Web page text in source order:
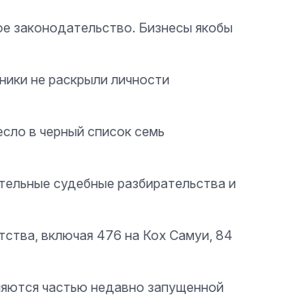
законодательство. Бизнесы якобы
не раскрыли личности
в черный список семь
судебные разбирательства и
включая 476 на Кох Самуи, 84
частью недавно запущенной